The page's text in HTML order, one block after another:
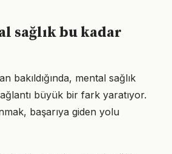
sağlık bu kadar
bakıldığında, mental sağlık
büyük bir fark yaratıyor.
başarıya giden yolu